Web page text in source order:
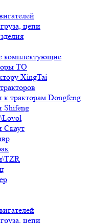
цепи
комплектующие
ТО
XingTai
к тракторам Dongfeng
Shifeng
Скаут
цепи